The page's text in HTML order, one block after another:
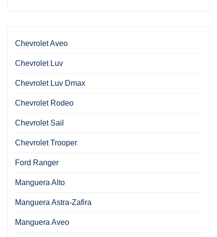
Chevrolet Aveo
Chevrolet Luv
Chevrolet Luv Dmax
Chevrolet Rodeo
Chevrolet Sail
Chevrolet Trooper
Ford Ranger
Manguera Alto
Manguera Astra-Zafira
Manguera Aveo